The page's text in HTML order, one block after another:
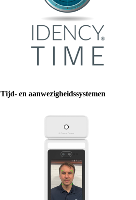
Tijd- en aanwezigheidssystemen